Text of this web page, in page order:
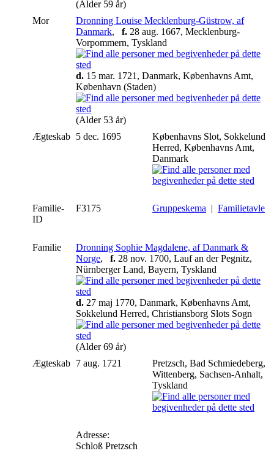
(Alder 59 år)
Mor
Dronning Louise Mecklenburg-Güstrow, af
Danmark, f. 28 aug. 1667, Mecklenburg-
Vorpommern, Tyskland
d. 15 mar. 1721, Danmark, Københavns Amt,
København (Staden)
(Alder 53 år)
Ægteskab 5 dec. 1695
Københavns Slot, Sokkelund
Herred, Københavns Amt,
Danmark
Familie-
ID
F3175 Gruppeskema | Familietavle
Familie
Dronning Sophie Magdalene, af Danmark &
Norge, f. 28 nov. 1700, Lauf an der Pegnitz,
Nürnberger Land, Bayern, Tyskland
d. 27 maj 1770, Danmark, Københavns Amt,
Sokkelund Herred, Christiansborg Slots Sogn
(Alder 69 år)
Ægteskab 7 aug. 1721
Pretzsch, Bad Schmiedeberg,
Wittenberg, Sachsen-Anhalt,
Tyskland
Adresse:
Schloß Pretzsch